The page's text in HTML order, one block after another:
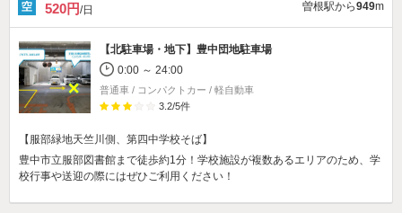
520円/日 曽根駅から949m
【北駐車場・地下】 豊中団地駐車場
0:00 ～ 24:00
普通車 / コンパクトカー / 軽自動車
3.2/5件
【服部緑地天竺川側、第四中学校そば】
豊中市立服部図書館まで徒歩約1分！学校施設が複数あるエリアのため、学
校行事や送迎の際にはぜひご利用ください！